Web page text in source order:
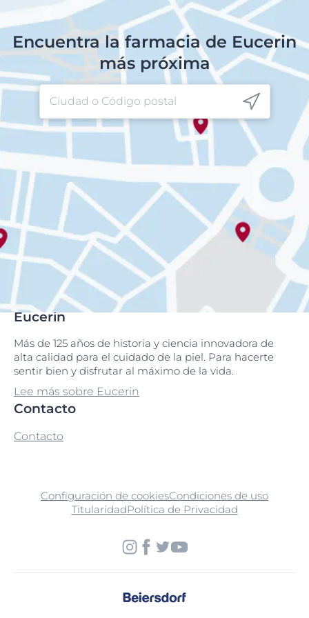
Encuentra la farmacia de Eucerin
más próxima
Eucerin
Más de 125 años de historia y ciencia innovadora de
alta calidad para el cuidado de la piel. Para hacerte
sentir bien y disfrutar al máximo de la vida.
Lee más sobre Eucerin
Contacto
Contacto
Configuración de cookiesCondiciones de uso
TitularidadPolítica de Privacidad